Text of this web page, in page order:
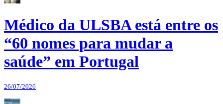
Médico da ULSBA está entre os
“60 nomes para mudar a
saúde” em Portugal
26/07/2026